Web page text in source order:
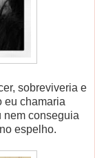
sobreviveria e
eu chamaria
nem conseguia
espelho.